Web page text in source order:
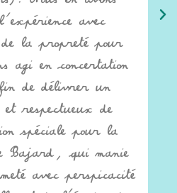
avec
la propreté pour
agi en concertation
de délivrer un
et respectueux de
spéciale pour la
Bajard, qui manie
avec perspicacité